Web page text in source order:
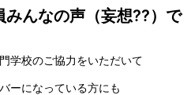
みんなの声（妄想??）で
学校のご協力をいただいて
ーになっている方にも